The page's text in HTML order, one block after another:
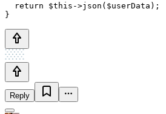
  return $this->json($userData);
}
Reply